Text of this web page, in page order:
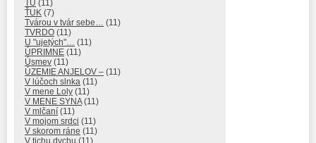
TU (11)
ŤUK (7)
Tvárou v tvár sebe… (11)
TVRDO (11)
U "ujetých"… (11)
ÚPRIMNE (11)
Úsmev (11)
ÚZEMIE ANJELOV – (11)
V lúčoch slnka (11)
V mene Loly (11)
V MENE SYNA(11)
V mlčaní (11)
V mojom srdci (11)
V skorom ráne (11)